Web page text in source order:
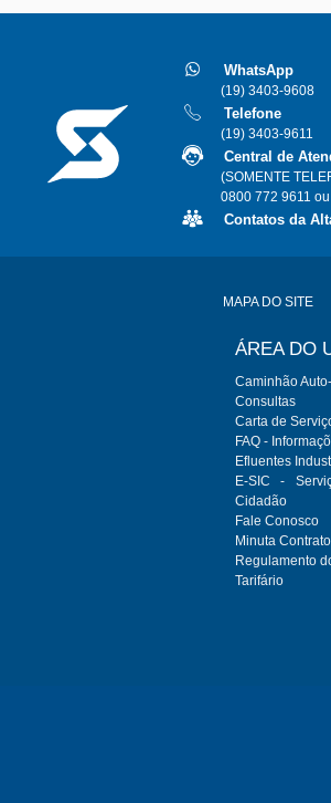
WhatsApp
(19) 3403-9608
Telefone
(19) 3403-9611
Central de
(SOMENTE
0800 772 9611
Contatos da
MAPA DO SITE
ÁREA DO
Caminhão
Consultas
Carta de
FAQ -
Efluentes
E-SIC -
Cidadão
Fale Conosco
Minuta
Regulamento
Tarifário